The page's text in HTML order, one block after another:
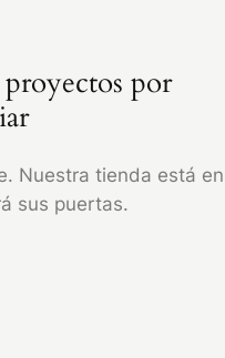
por
Nuestra tienda está en
sus puertas.